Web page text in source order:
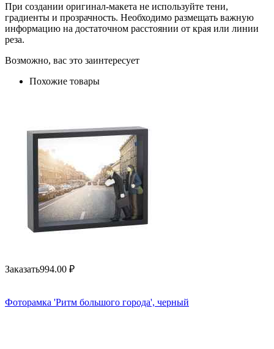
При создании оригинал-макета не используйте тени,
градиенты и прозрачность. Необходимо размещать важную
информацию на достаточном расстоянии от края или линии
реза.
Возможно, вас это заинтересует
Похожие товары
Заказать994.00 ₽
Фоторамка 'Ритм большого города', черный